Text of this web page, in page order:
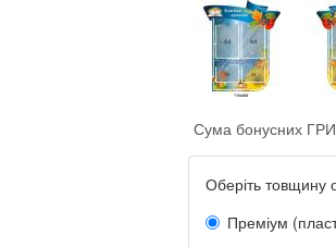
Сума бонусних
Оберіть товщину
Преміум